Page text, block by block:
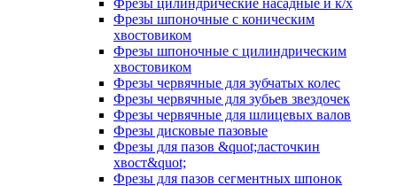
Фрезы цилиндрические насадные и к/х
Фрезы шпоночные с коническим
хвостовиком
Фрезы шпоночные с цилиндрическим
хвостовиком
Фрезы червячные для зубчатых колес
Фрезы червячные для зубьев звездочек
Фрезы червячные для шлицевых валов
Фрезы дисковые пазовые
Фрезы для пазов &quot;ласточкин
хвост&quot;
Фрезы для пазов сегментных шпонок